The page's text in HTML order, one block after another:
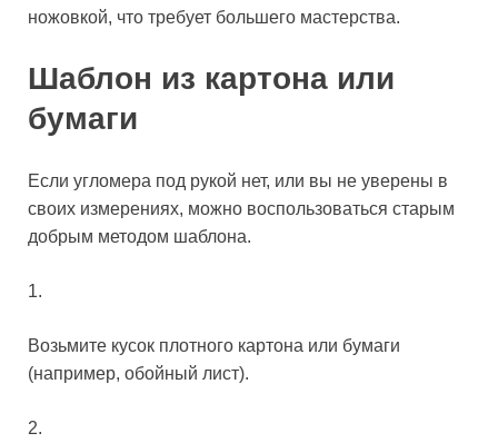
ножовкой, что требует большего мастерства.
Шаблон из картона или
бумаги
Если угломера под рукой нет, или вы не уверены в
своих измерениях, можно воспользоваться старым
добрым методом шаблона.
1.
Возьмите кусок плотного картона или бумаги
(например, обойный лист).
2.